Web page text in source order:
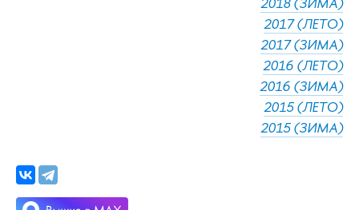
2017 (ЛЕТО)
2017 (ЗИМА)
2016 (ЛЕТО)
2016 (ЗИМА)
2015 (ЛЕТО)
2015 (ЗИМА)